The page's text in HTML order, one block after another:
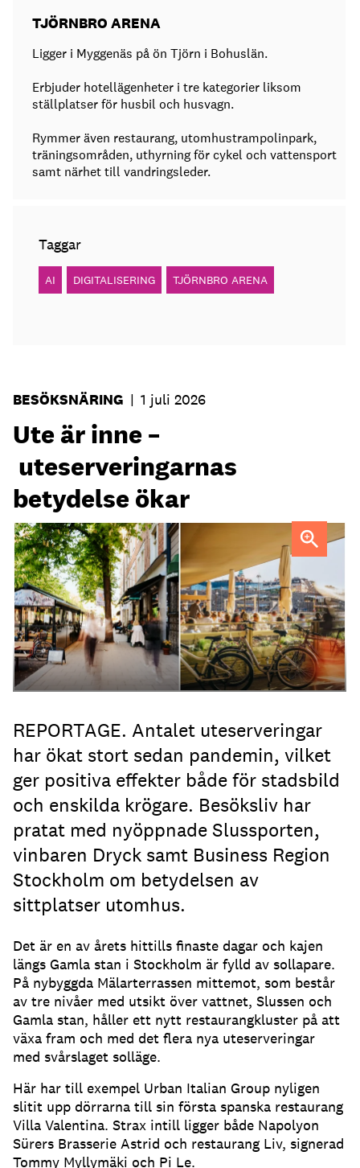
TJÖRNBRO ARENA
Ligger i Myggenäs på ön Tjörn i Bohuslän.
Erbjuder hotellägenheter i tre kategorier liksom
ställplatser för husbil och husvagn.
Rymmer även restaurang, utomhustrampolinpark,
träningsområden, uthyrning för cykel och vattensport
samt närhet till vandringsleder.
Taggar
AI DIGITALISERING TJÖRNBRO ARENA
BESÖKSNÄRING | 1 juli 2026
Ute är inne –
uteserveringarnas
betydelse ökar
Uteservering på Dryck vinbar samt Slussporten.FOTO:
Samuel Unéus
REPORTAGE. Antalet uteserveringar
har ökat stort sedan pandemin, vilket
ger positiva effekter både för stadsbild
och enskilda krögare. Besöksliv har
pratat med nyöppnade Slussporten,
vinbaren Dryck samt Business Region
Stockholm om betydelsen av
sittplatser utomhus.
Det är en av årets hittills finaste dagar och kajen
längs Gamla stan i Stockholm är fylld av sollapare.
På nybyggda Mälarterrassen mittemot, som består
av tre nivåer med utsikt över vattnet, Slussen och
Gamla stan, håller ett nytt restaurangkluster på att
växa fram och med det flera nya uteserveringar
med svårslaget solläge.
Här har till exempel Urban Italian Group nyligen
slitit upp dörrarna till sin första spanska restaurang
Villa Valentina. Strax intill ligger både Napolyon
Sürers Brasserie Astrid och restaurang Liv, signerad
Tommy Myllymäki och Pi Le.